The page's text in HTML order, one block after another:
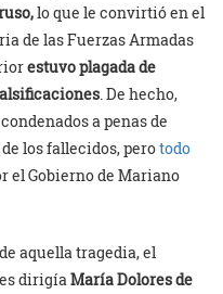
lo que le convirtió en el
de las Fuerzas Armadas
estuvo plagada de
. De hecho,
a penas de
los fallecidos, perotodo
el Gobierno de Mariano
aquella tragedia, el
dirigíaMaría Dolores de